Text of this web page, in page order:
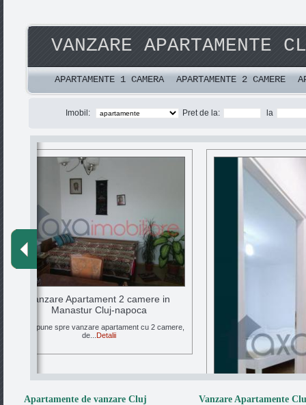
VANZARE APARTAMENTE
APARTAMENTE 1 CAMERA APARTAMENTE 2 CAMERE
Imobil: Pret de la: la
Vanzare Apartament 2 camere in
Manastur Cluj-napoca
Se propune spre vanzare apartament cu 2 camere,
de... Detalii
Apartamente de vanzare Cluj Vanzare Apartamente